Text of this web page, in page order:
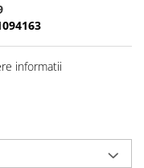
informatii